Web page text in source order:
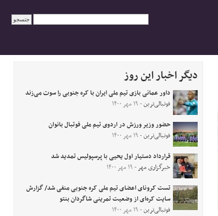
دیگر اخبار این روز
داور عمانی بازی تیم ملی ایران با کره جنوبی را سوت می‌زند
فوتبالی‌ترین- ۱۹ مهر ۱۴۰۰
حضور وزیر ورزش در اردوی تیم ملی فوتبال بانوان
فوتبالی‌ترین- ۱۹ مهر ۱۴۰۰
قرارداد دستیار اول یحیی با پرسپولیس تمدید شد
خبرگزاری مهر- ۱۹ مهر ۱۴۰۰
تست کرونای اعضای تیم ملی کره جنوبی منفی شد/ گزارش
سایت کره‌ای از وضعیت تمرینی شاگردان بنتو
فوتبالی‌ترین- ۱۹ مهر ۱۴۰۰